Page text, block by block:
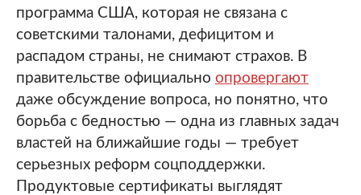
программа США, которая не связана с
советскими талонами, дефицитом и
распадом страны, не снимают страхов. В
правительстве официально опровергают
даже обсуждение вопроса, но понятно, что
борьба с бедностью — одна из главных задач
властей на ближайшие годы — требует
серьезных реформ соцподдержки.
Продуктовые сертификаты выглядят